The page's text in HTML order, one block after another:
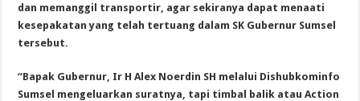
dan memanggil transportir, agar sekiranya dapat menaati
kesepakatan yang telah tertuang dalam SK Gubernur Sumsel
tersebut.
“Bapak Gubernur, Ir H Alex Noerdin SH melalui Dishubkominfo
Sumsel mengeluarkan suratnya, tapi timbal balik atau Action